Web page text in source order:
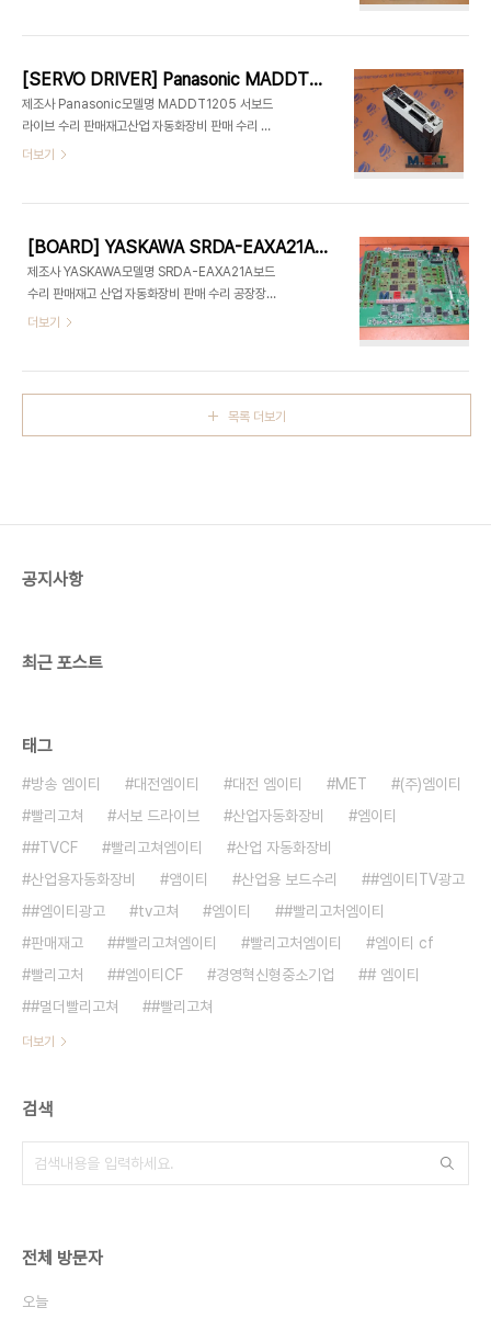
리고처엠이티
[SERVO DRIVER] Panasonic MADDT1205 파나소닉 MET 대전엠이티
제조사 Panasonic모델명 MADDT1205 서보드
라이브 수리 판매재고산업 자동화장비 판매 수리 공
장장비 유지보수 기술전문기업 (주)엠이티 MET 대
더보기
[BOARD] YASKAWA SRDA-EAXA21A SRDAEAXA21A 야스카와 MET 대전엠이티
제조사 YASKAWA모델명 SRDA-EAXA21A보드
수리 판매재고 산업 자동화장비 판매 수리 공장장비
유지보수 기술전문기업 (주)엠이티 MET 대전엠이
더보기
목록 더보기
공지사항
최근 포스트
태그
방송 엠이티 대전엠이티 대전 엠이티 MET
(주)엠이티
빨리고쳐
서보 드라이브 산업자동화장비
엠이티
#TVCF
빨리고쳐엠이티
산업 자동화장비
산업용자동화장비
앰이티 산업용 보드수리
#엠이티TV광고
#엠이티광고
tv고쳐 엠이티
#빨리고처엠이티
판매재고
#빨리고쳐엠이티 빨리고처엠이티
엠이티 cf
빨리고처
#엠이티CF 경영혁신형중소기업
# 엠이티
#멀더빨리고쳐
#빨리고쳐
더보기
검색
전체 방문자
오늘